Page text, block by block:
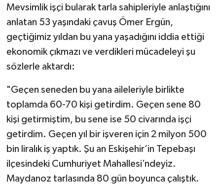
Mevsimlik işçi bularak tarla sahipleriyle anlaştığını
anlatan 53 yaşındaki çavuş Ömer Ergün,
geçtiğimiz yıldan bu yana yaşadığını iddia ettiği
ekonomik çıkmazı ve verdikleri mücadeleyi şu
sözlerle aktardı:
"Geçen seneden bu yana aileleriyle birlikte
toplamda 60-70 kişi getirdim. Geçen sene 80
kişi getirmiştim, bu sene ise 50 civarında işçi
getirdim. Geçen yıl bir işveren için 2 milyon 500
bin liralık iş yaptık. Şu an Eskişehir’in Tepebaşı
ilçesindeki Cumhuriyet Mahallesi’ndeyiz.
Maydanoz tarlasında 80 gün boyunca çalıştık.